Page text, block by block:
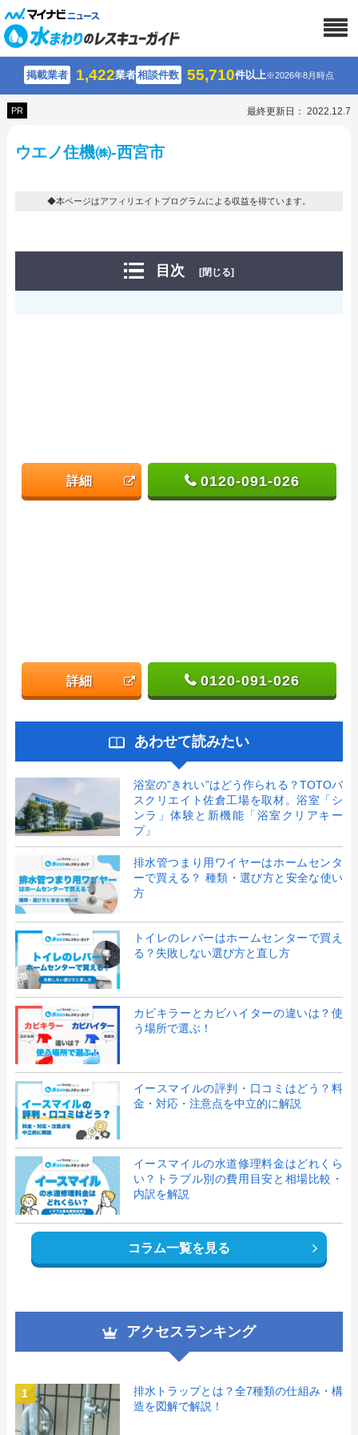
掲載業者 1,422業者相談件数 55,710件以上※2026年8月時点
PR 最終更新日： 2022.12.7
ウエノ住機㈱-西宮市
◆本ページはアフィリエイトプログラムによる収益を得ています。
目次 [閉じる]
詳細 0120-091-026
詳細 0120-091-026
あわせて読みたい
浴室の”きれい”はどう作られる？TOTOバ
スクリエイト佐倉工場を取材。浴室「シ
ンラ」体験と新機能「浴室クリアキー
プ」
排水管つまり用ワイヤーはホームセンタ
ーで買える？ 種類・選び方と安全な使い
方
トイレのレバーはホームセンターで買え
る？失敗しない選び方と直し方
カビキラーとカビハイターの違いは？使
う場所で選ぶ！
イースマイルの評判・口コミはどう？料
金・対応・注意点を中立的に解説
イースマイルの水道修理料金はどれくら
い？トラブル別の費用目安と相場比較・
内訳を解説
コラム一覧を見る
アクセスランキング
1
排水トラップとは？全7種類の仕組み・構
造を図解で解説！